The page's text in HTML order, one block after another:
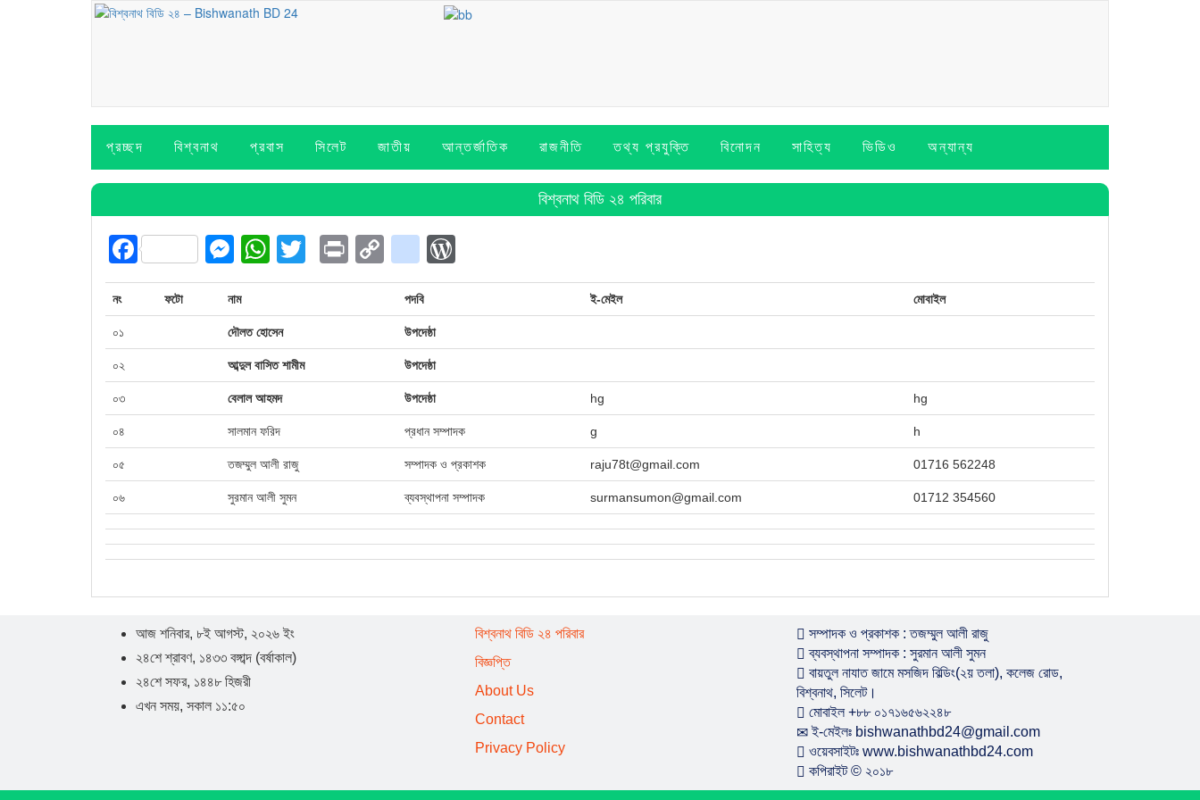
প্রচ্ছদ বিশ্বনাথ প্রবাস সিলেট জাতীয় আন্তর্জাতিক রাজনীতি তথ্য প্রযুক্তি বিনোদন সাহিত্য ভিডিও অন্যান্য
বিশ্বনাথ বিডি ২৪ পরিবার
FacebookMessenger
WhatsApp
Twitter
Print Copy
Link
blogger_post
নং ফটো নাম পদবি ই-মেইল মোবাইল
০১ দৌলত হোসেন উপদেষ্ঠা
০২ আব্দুল বাসিত শামীম উপদেষ্ঠা
০৩ বেলাল আহমদ উপদেষ্ঠা hg hg
০৪ সালমান ফরিদ প্রধান সম্পাদক g h
০৫ তজম্মুল আলী রাজু সম্পাদক ও প্রকাশক raju78t@gmail.com 01716 562248
০৬ সুরমান আলী সুমন ব্যবস্থাপনা সম্পাদক surmansumon@gmail.com 01712 354560
আজ শনিবার, ৮ই আগস্ট, ২০২৬ ইং
২৪শে শ্রাবণ, ১৪৩৩ বঙ্গাব্দ (বর্ষাকাল)
২৪শে সফর, ১৪৪৮ হিজরী
এখন সময়, সকাল ১১:৫০
বিশ্বনাথ বিডি ২৪ পরিবার
বিজ্ঞপ্তি
About Us
Contact
Privacy Policy
সম্পাদক ও প্রকাশক : তজম্মুল আলী রাজু
ব্যবস্থাপনা সম্পাদক : সুরমান আলী সুমন
বায়তুল নাযাত জামে মসজিদ বিল্ডিং(২য় তলা), কলেজ রোড,
বিশ্বনাথ, সিলেট।
মোবাইল +৮৮ ০১৭১৬৫৬২২৪৮
ই-মেইলঃ bishwanathbd24@gmail.com
ওয়েবসাইটঃ www.bishwanathbd24.com
কপিরাইট © ২০১৮